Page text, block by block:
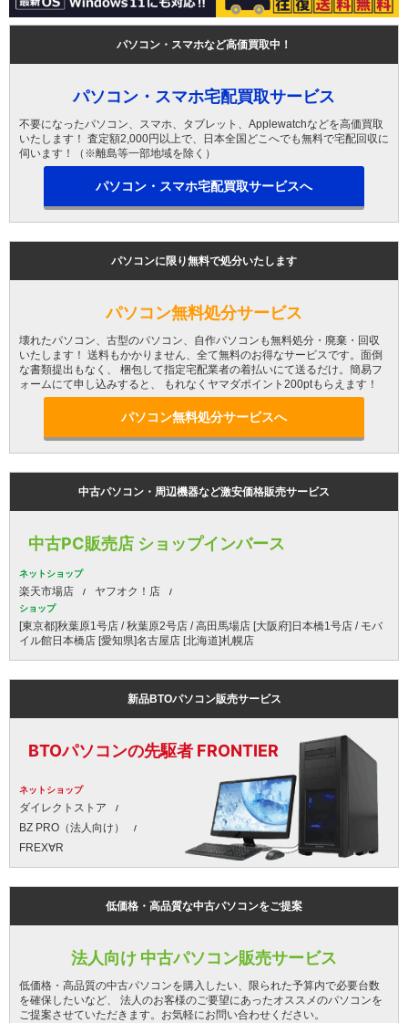
パソコン・スマホなど高価買取中！
パソコン・スマホ宅配買取サービス
不要になったパソコン、スマホ、タブレット、Applewatchなどを高価買取
いたします！ 査定額2,000円以上で、日本全国どこへでも無料で宅配回収に
伺います！（※離島等一部地域を除く）
パソコン・スマホ宅配買取サービスへ
パソコンに限り無料で処分いたします
パソコン無料処分サービス
壊れたパソコン、古型のパソコン、自作パソコンも無料処分・廃棄・回収
いたします！ 送料もかかりません、全て無料のお得なサービスです。面倒
な書類提出もなく、 梱包して指定宅配業者の着払いにて送るだけ。簡易フ
ォームにて申し込みすると、 もれなくヤマダポイント200ptもらえます！
パソコン無料処分サービスへ
中古パソコン・周辺機器など激安価格販売サービス
中古PC販売店 ショップインバース
ネットショップ
楽天市場店 ヤフオク！店
ショップ
[東京都]秋葉原1号店 / 秋葉原2号店 / 高田馬場店 [大阪府]日本橋1号店 / モバ
イル館日本橋店 [愛知県]名古屋店 [北海道]札幌店
新品BTOパソコン販売サービス
BTOパソコンの先駆者 FRONTIER
ネットショップ
ダイレクトストア
BZ PRO（法人向け）
FREX∀R
低価格・高品質な中古パソコンをご提案
法人向け 中古パソコン販売サービス
低価格・高品質の中古パソコンを購入したい、限られた予算内で必要台数
を確保したいなど、 法人のお客様のご要望にあったオススメのパソコンを
ご提案させていただきます。お気軽にお問い合わせください。